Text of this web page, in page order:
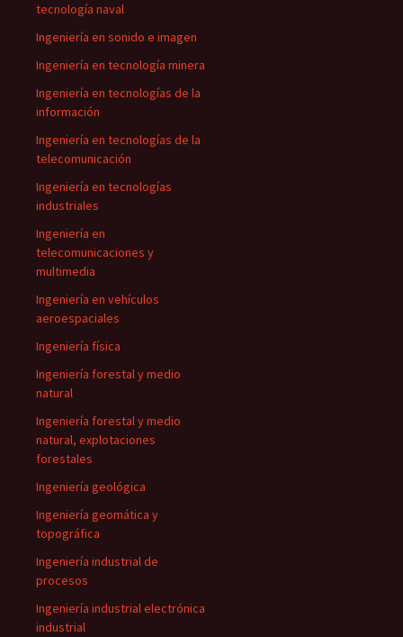
tecnología naval
Ingeniería en sonido e imagen
Ingeniería en tecnología minera
Ingeniería en tecnologías de la
información
Ingeniería en tecnologías de la
telecomunicación
Ingeniería en tecnologías
industriales
Ingeniería en
telecomunicaciones y
multimedia
Ingeniería en vehículos
aeroespaciales
Ingeniería física
Ingeniería forestal y medio
natural
Ingeniería forestal y medio
natural, explotaciones
forestales
Ingeniería geológica
Ingeniería geomática y
topográfica
Ingeniería industrial de
procesos
Ingeniería industrial electrónica
industrial